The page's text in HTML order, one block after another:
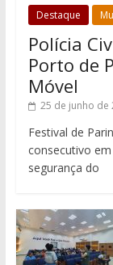
Destaque
Polícia
Porto de
Móvel
25 de junho de
Festival de
consecutivo
segurança do